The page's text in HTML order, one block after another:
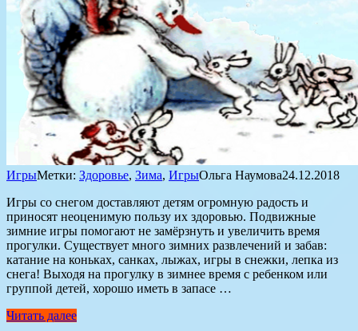
ИгрыМетки: Здоровье, Зима, ИгрыОльга Наумова24.12.2018
Игры со снегом доставляют детям огромную радость и
приносят неоценимую пользу их здоро­вью. Подвижные
зимние игры помогают не замёрзнуть и увели­чить время
прогулки. Существует много зимних развлече­ний и забав:
катание на коньках, санках, лыжах, игры в снежки, лепка из
снега! Выходя на прогулку в зим­нее время с ребенком или
группой детей, хорошо иметь в запасе …
Читать далее